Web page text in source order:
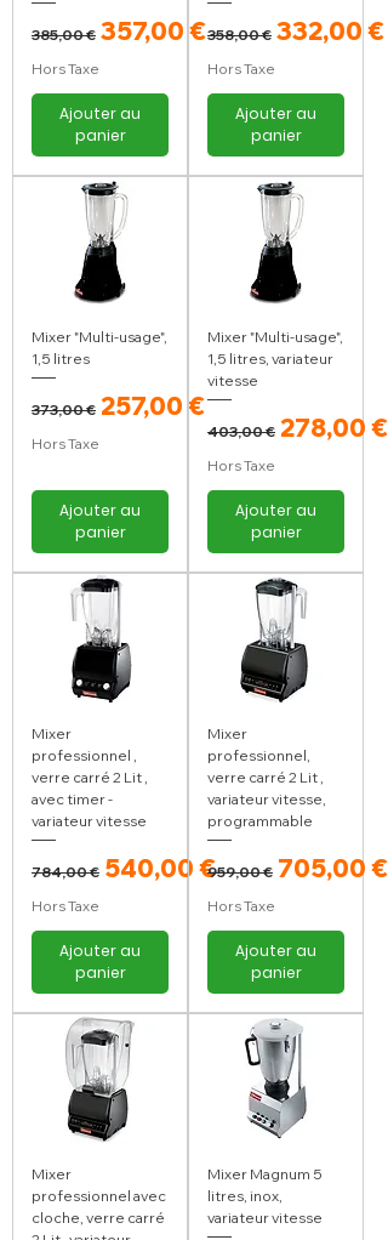
Prix original
385,00 € Prix promotionnel
357,00 €
Hors Taxe
Ajouter au
panier
Prix original
358,00 € Prix
332,00 €
Hors Taxe
Ajouter au
panier
Mixer "Multi-usage",
1,5 litres
Prix original
373,00 € Prix promotionnel
257,00 €
Hors Taxe
Ajouter au
panier
Mixer "Multi-usage",
1,5 litres, variateur
vitesse
Prix original
403,00 € Prix
278,00 €
Hors Taxe
Ajouter au
panier
Mixer
professionnel ,
verre carré 2 Lit ,
avec timer -
variateur vitesse
Prix original
784,00 € Prix promotionnel
540,00 €
Hors Taxe
Ajouter au
panier
Mixer
professionnel,
verre carré 2 Lit ,
variateur vitesse,
programmable
Prix original
959,00 € Prix
705,00 €
Hors Taxe
Ajouter au
panier
Mixer
professionnel avec
cloche, verre carré
Mixer Magnum 5
litres, inox,
variateur vitesse